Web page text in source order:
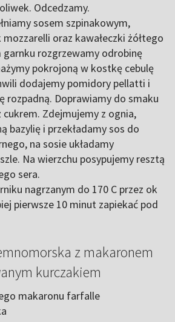
Odcedzamy.
sosem szpinakowym,
mozzarelli oraz kawałeczki żółtego
garnku rozgrzewamy odrobinę
pokrojoną w kostkę cebulę
dodajemy pomidory pellatti i
rozpadną. Doprawiamy do smaku
Zdejmujemy z ognia,
bazylię i przekładamy sos do
na sosie układamy
Na wierzchu posypujemy resztą
sera.
nagrzanym do 170 C przez ok
pierwsze 10 minut zapiekać pod
z makaronem
kurczakiem
makaronu farfalle